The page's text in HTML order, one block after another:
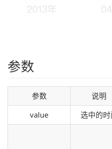
参数
参数 说明
value
选中的时